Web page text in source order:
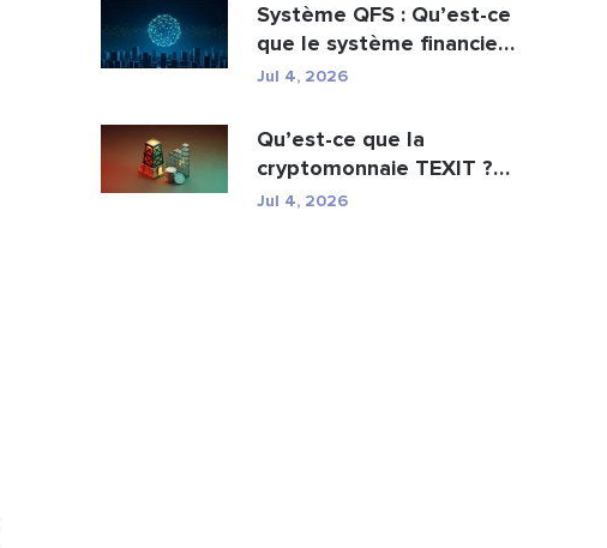
Système QFS : Qu’est-ce
que le système financier
quantique es...
Jul 4, 2026
Qu’est-ce que la
cryptomonnaie TEXIT ?
Minage, spécifications ...
Jul 4, 2026